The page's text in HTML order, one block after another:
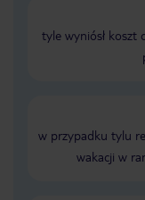
tyle wyniósł koszt
w przypadku tylu
wakacji w